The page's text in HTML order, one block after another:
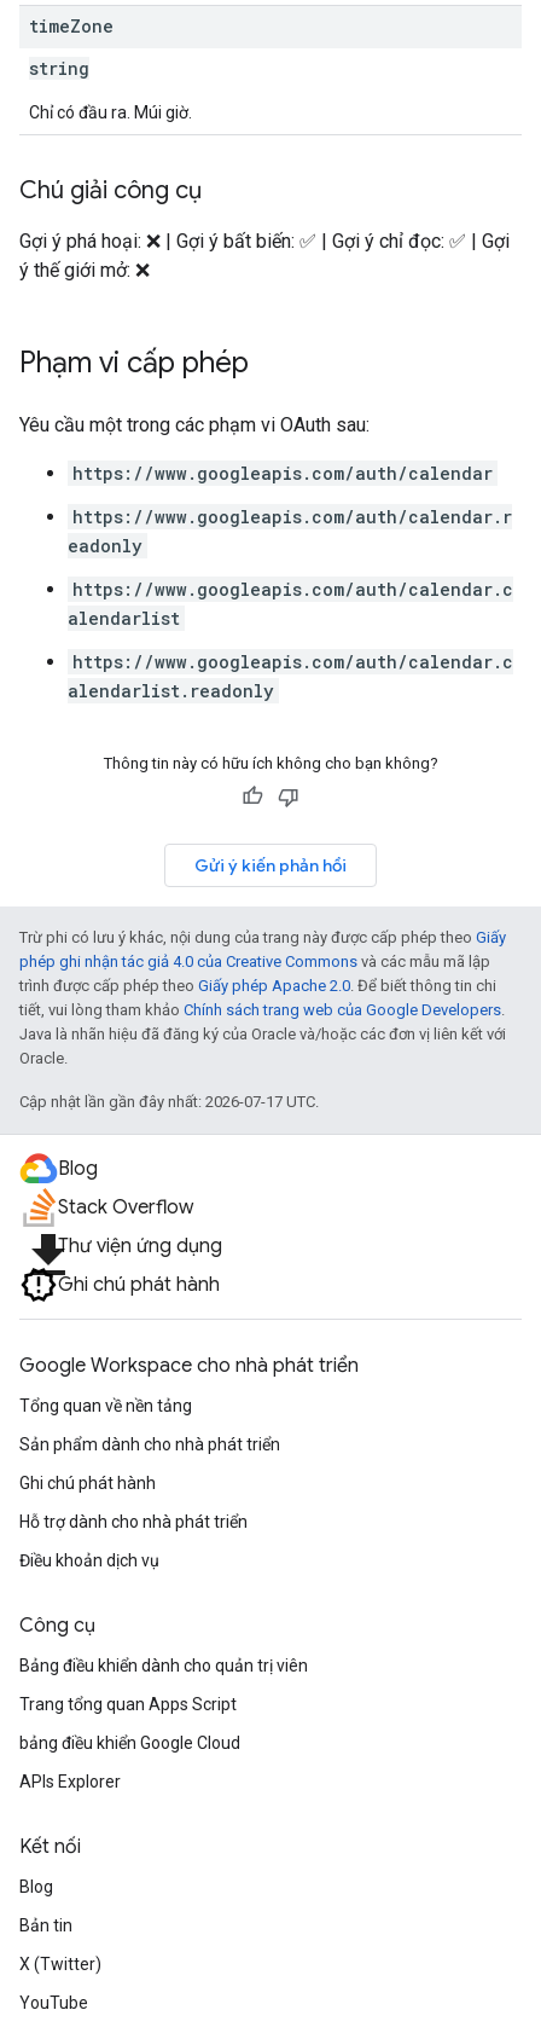
timeZone
string
Chỉ có đầu ra. Múi giờ.
Chú giải công cụ
Gợi ý phá hoại: ❌ | Gợi ý bất biến: ✅ | Gợi ý chỉ đọc: ✅ | Gợi
ý thế giới mở: ❌
Phạm vi cấp phép
Yêu cầu một trong các phạm vi OAuth sau:
https://www.googleapis.com/auth/calendar
https://www.googleapis.com/auth/calendar.r
eadonly
https://www.googleapis.com/auth/calendar.c
alendarlist
https://www.googleapis.com/auth/calendar.c
alendarlist.readonly
Thông tin này có hữu ích không cho bạn không?
Gửi ý kiến phản hồi
Trừ phi có lưu ý khác, nội dung của trang này được cấp phép theo Giấy
phép ghi nhận tác giả 4.0 của Creative Commons và các mẫu mã lập
trình được cấp phép theo Giấy phép Apache 2.0. Để biết thông tin chi
tiết, vui lòng tham khảo Chính sách trang web của Google Developers.
Java là nhãn hiệu đã đăng ký của Oracle và/hoặc các đơn vị liên kết với
Oracle.
Cập nhật lần gần đây nhất: 2026-07-17 UTC.
Blog
Stack Overflow
file_downloadThư viện ứng dụng
Ghi chú phát hành
Google Workspace cho nhà phát triển
Tổng quan về nền tảng
Sản phẩm dành cho nhà phát triển
Ghi chú phát hành
Hỗ trợ dành cho nhà phát triển
Điều khoản dịch vụ
Công cụ
Bảng điều khiển dành cho quản trị viên
Trang tổng quan Apps Script
bảng điều khiển Google Cloud
APIs Explorer
Kết nối
Blog
Bản tin
X (Twitter)
YouTube